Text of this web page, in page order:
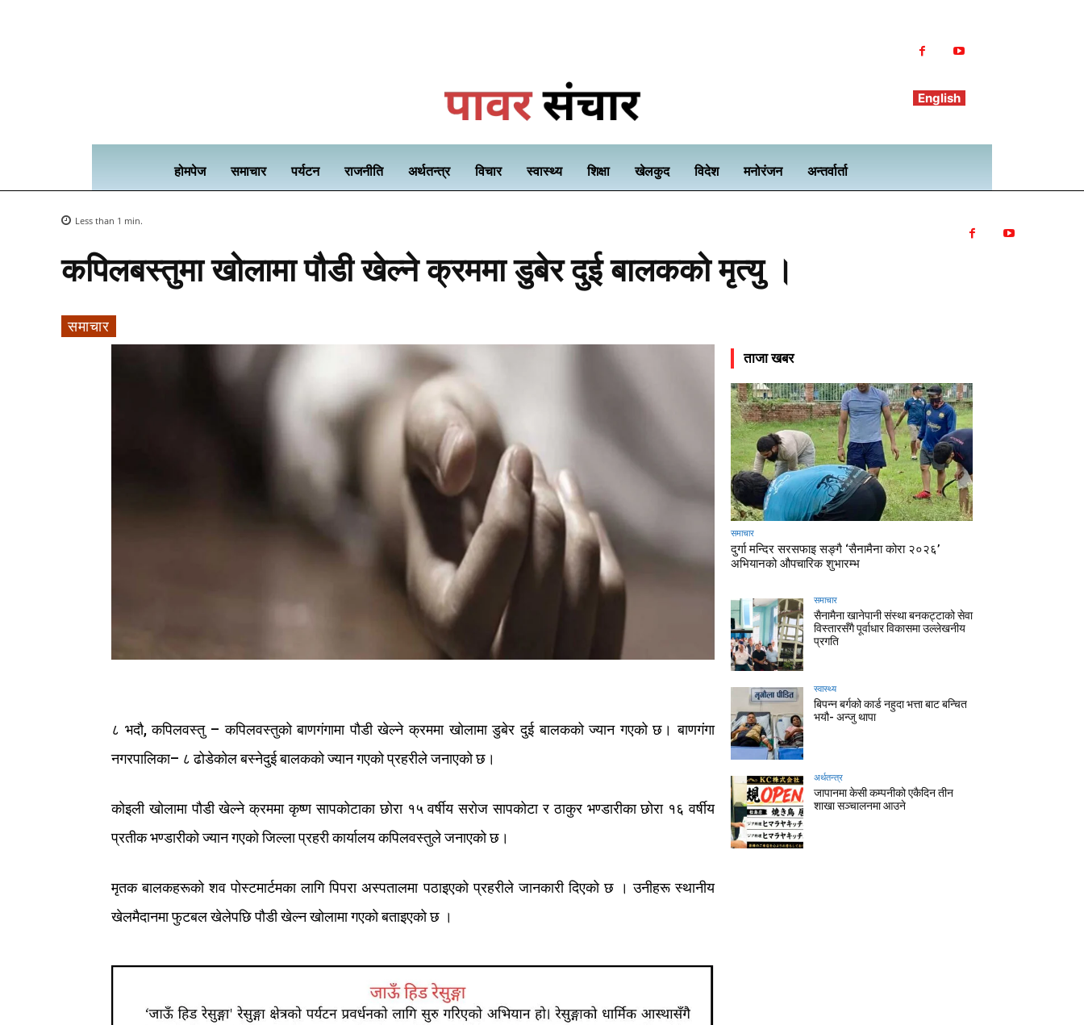
English
होमपेज समाचार पर्यटन राजनीति अर्थतन्त्र विचार स्वास्थ्य शिक्षा खेलकुद विदेश मनोरंजन अन्तर्वार्ता
Less than 1 min.
कपिलबस्तुमा खोलामा पौडी खेल्ने क्रममा डुबेर दुई बालकको मृत्यु ।
समाचार
८ भदौ, कपिलवस्तु – कपिलवस्तुको बाणगंगामा पौडी खेल्ने क्रममा खोलामा डुबेर दुई बालकको ज्यान गएको छ। बाणगंगा
नगरपालिका– ८ ढोडेकोलबस्नेदुईबालककोज्यानगएकोप्रहरीलेजनाएकोछ।
कोइली खोलामा पौडी खेल्ने क्रममा कृष्ण सापकोटाका छोरा १५ वर्षीय सरोज सापकोटा र ठाकुर भण्डारीका छोरा १६ वर्षीय
प्रतीकभण्डारीकोज्यानगएकोजिल्लाप्रहरीकार्यालयकपिलवस्तुलेजनाएकोछ।
मृतक बालकहरूको शव पोस्टमार्टमका लागि पिपरा अस्पतालमा पठाइएको प्रहरीले जानकारी दिएको छ । उनीहरू स्थानीय
खेलमैदानमाफुटबलखेलेपछिपौडीखेल्नखोलामागएकोबताइएकोछ ।
ताजा खबर
समाचार
दुर्गा मन्दिर सरसफाइ सङ्गै ‘सैनामैना कोरा २०२६’
अभियानको औपचारिक शुभारम्भ
समाचार
सैनामैना खानेपानी संस्था बनकट्टाको सेवा
विस्तारसँगै पूर्वाधार विकासमा उल्लेखनीय
प्रगति
स्वास्थ्य
बिपन्न बर्गको कार्ड नहुदा भत्ता बाट बन्चित
भयौ- अन्जु थापा
अर्थतन्त्र
जापानमा केसी कम्पनीको एकैदिन तीन
शाखा सञ्चालनमा आउने